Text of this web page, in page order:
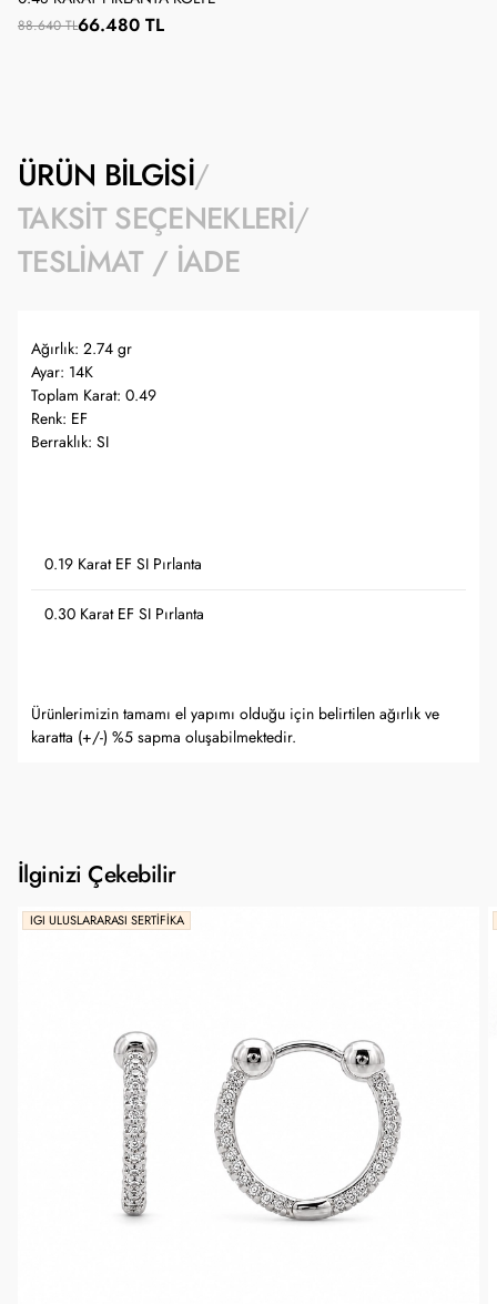
88.640 TL66.480 TL
ÜRÜN BILGISI
TAKSIT SEÇENEKLERI
TESLIMAT / İADE
Ağırlık: 2.74 gr
Ayar: 14K
Toplam Karat: 0.49
Renk: EF
Berraklık: SI
0.19 Karat EF SI Pırlanta
0.30 Karat EF SI Pırlanta
Ürünlerimizin tamamı el yapımı olduğu için belirtilen ağırlık ve
karatta (+/-) %5 sapma oluşabilmektedir.
İlginizi Çekebilir
IGI ULUSLARARASI SERTIFIKA